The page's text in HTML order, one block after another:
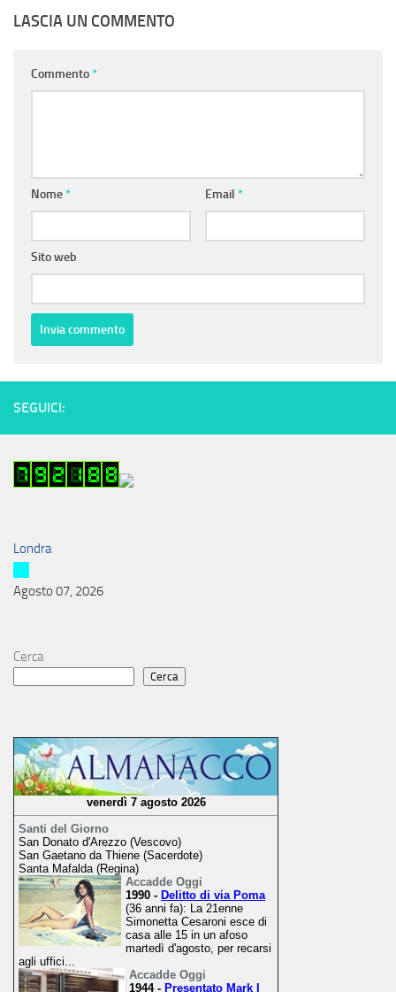
LASCIA UN COMMENTO
Commento*
Nome* Email *
Sito web
SEGUICI:
Londra
Agosto 07, 2026
Cerca
Cerca